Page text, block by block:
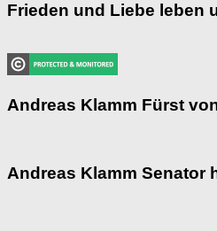
Frieden und Liebe leben
Andreas Klamm Fürst
Andreas Klamm Senator